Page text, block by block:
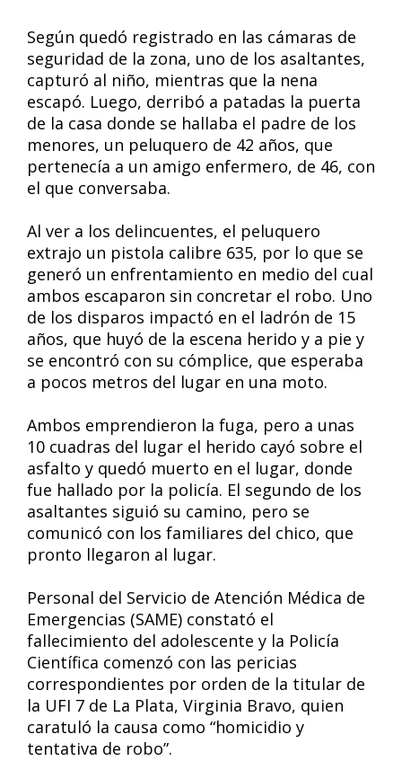
Según quedó registrado en las cámaras de
seguridad de la zona, uno de los asaltantes,
capturó al niño, mientras que la nena
escapó. Luego, derribó a patadas la puerta
de la casa donde se hallaba el padre de los
menores, un peluquero de 42 años, que
pertenecía a un amigo enfermero, de 46, con
el que conversaba.
Al ver a los delincuentes, el peluquero
extrajo un pistola calibre 635, por lo que se
generó un enfrentamiento en medio del cual
ambos escaparon sin concretar el robo. Uno
de los disparos impactó en el ladrón de 15
años, que huyó de la escena herido y a pie y
se encontró con su cómplice, que esperaba
a pocos metros del lugar en una moto.
Ambos emprendieron la fuga, pero a unas
10 cuadras del lugar el herido cayó sobre el
asfalto y quedó muerto en el lugar, donde
fue hallado por la policía. El segundo de los
asaltantes siguió su camino, pero se
comunicó con los familiares del chico, que
pronto llegaron al lugar.
Personal del Servicio de Atención Médica de
Emergencias (SAME) constató el
fallecimiento del adolescente y la Policía
Científica comenzó con las pericias
correspondientes por orden de la titular de
la UFI 7 de La Plata, Virginia Bravo, quien
caratuló la causa como “homicidio y
tentativa de robo”.